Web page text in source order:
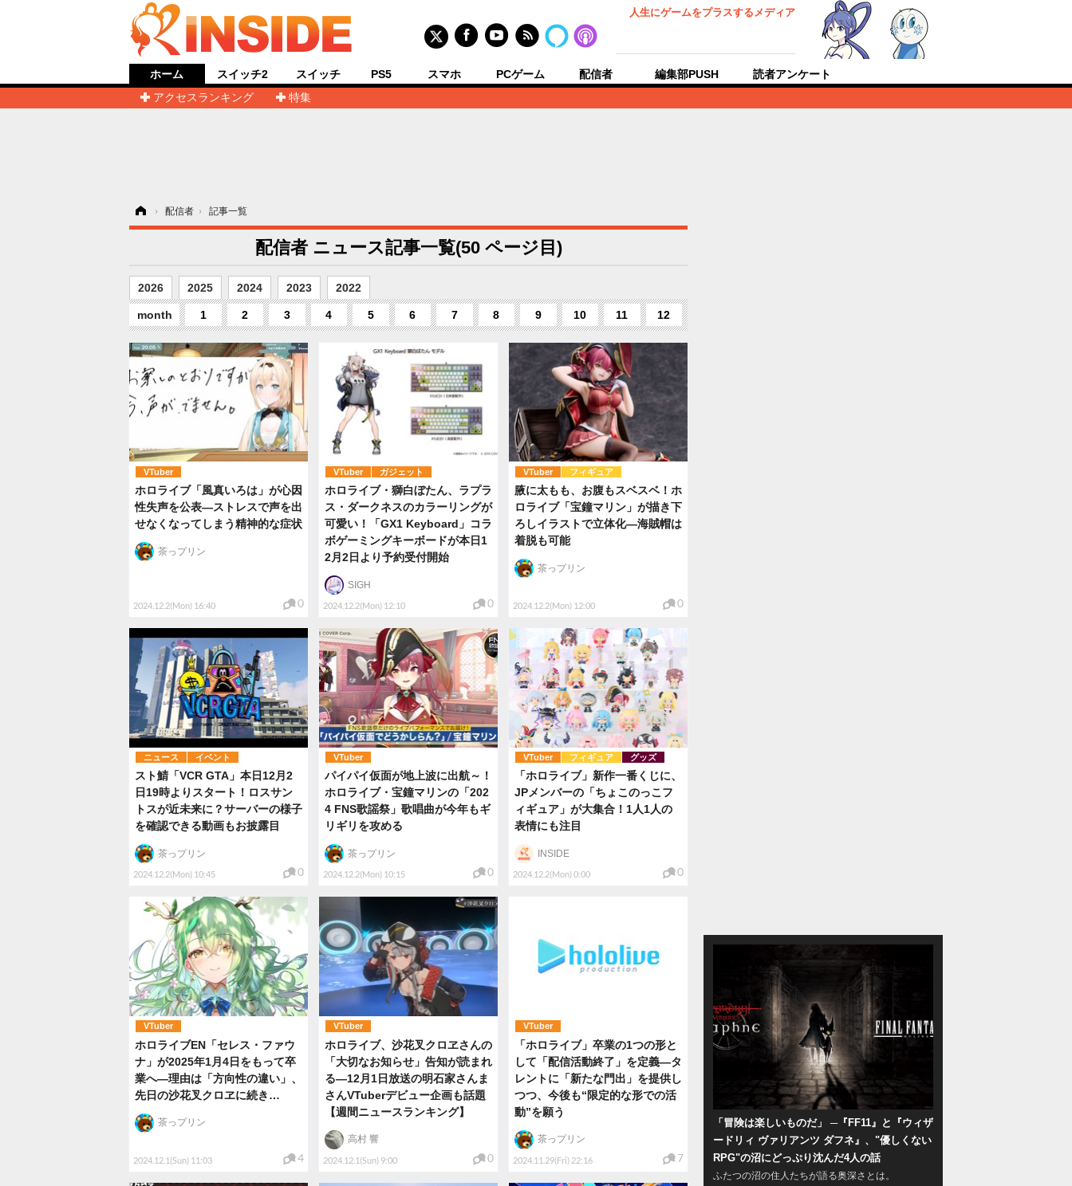
人生にゲームをプラスするメディア
ホーム
アクセスランキング
特集
スイッチ2 スイッチ PS5 スマホ PCゲーム 配信者 編集部PUSH 読者アンケート
› 配信者 › 記事一覧
配信者 ニュース記事一覧(50 ページ目)
2026 2025 2024 2023 2022
month 1 2 3 4 5 6 7 8 9 10 11 12
VTuber
ホロライブ「風真いろは」が心因
性失声を公表―ストレスで声を出
せなくなってしまう精神的な症状
2024.12.2(Mon) 16:40
茶っプリン
0
VTuber ガジェット
ホロライブ・獅白ぼたん、ラプラ
ス・ダークネスのカラーリングが
可愛い！「GX1 Keyboard」コラ
ボゲーミングキーボードが本日1
2月2日より予約受付開始
2024.12.2(Mon) 12:10
SIGH
0
VTuber フィギュア
腋に太もも、お腹もスベスベ！ホ
ロライブ「宝鐘マリン」が描き下
ろしイラストで立体化―海賊帽は
着脱も可能
2024.12.2(Mon) 12:00
茶っプリン
0
ニュース イベント
スト鯖「VCR GTA」本日12月2
日19時よりスタート！ロスサン
トスが近未来に？サーバーの様子
を確認できる動画もお披露目
2024.12.2(Mon) 10:45
茶っプリン
0
VTuber
パイパイ仮面が地上波に出航～！
ホロライブ・宝鐘マリンの「202
4 FNS歌謡祭」歌唱曲が今年もギ
リギリを攻める
2024.12.2(Mon) 10:15
茶っプリン
0
VTuber フィギュア グッズ
「ホロライブ」新作一番くじに、
JPメンバーの「ちょこのっこフ
ィギュア」が大集合！1人1人の
表情にも注目
2024.12.2(Mon) 0:00
INSIDE
0
VTuber
ホロライブEN「セレス・ファウ
ナ」が2025年1月4日をもって卒
業へ―理由は「方向性の違い」、
先日の沙花叉クロヱに続き…
2024.12.1(Sun) 11:03
茶っプリン
4
VTuber
ホロライブ、沙花叉クロヱさんの
「大切なお知らせ」告知が読まれ
る―12月1日放送の明石家さんま
さんVTuberデビュー企画も話題
【週間ニュースランキング】
2024.12.1(Sun) 9:00
高村 響
0
VTuber
「ホロライブ」卒業の1つの形と
して「配信活動終了」を定義―タ
レントに「新たな門出」を提供し
つつ、今後も“限定的な形での活
動”を願う
2024.11.29(Fri) 22:16
茶っプリン
7
「冒険は楽しいものだ」 ─『FF11』と『ウィザ
ードリィ ヴァリアンツ ダフネ』、"優しくない
RPG"の沼にどっぷり沈んだ4人の話
ふたつの沼の住人たちが語る奥深さとは。